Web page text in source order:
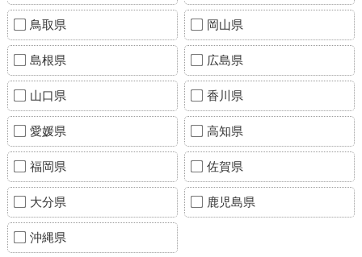
鳥取県 岡山県
島根県 広島県
山口県 香川県
愛媛県 高知県
福岡県 佐賀県
大分県 鹿児島県
沖縄県